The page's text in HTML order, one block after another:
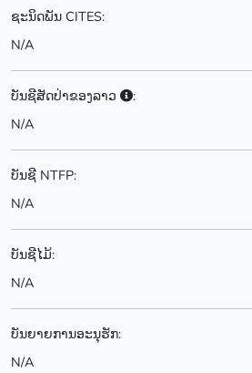
ຊະນິດພັນ CITES:
N/A
ບັນຊີສັດປ່າຂອງລາວ
:
N/A
ບັນຊີ NTFP:
N/A
ບັນຊີໄມ້:
N/A
ບັນຍາຍການອະນຸຮັກ:
N/A